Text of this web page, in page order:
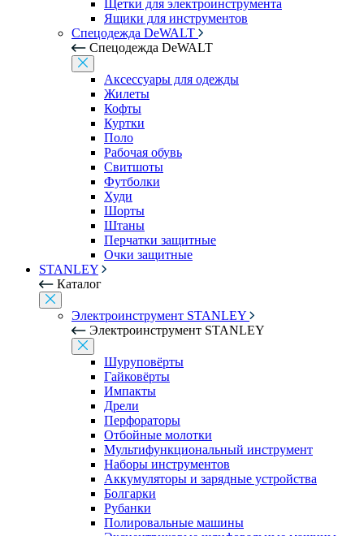
Щетки для электроинструмента
Ящики для инструментов
Спецодежда DeWALT
Спецодежда DeWALT
Аксессуары для одежды
Жилеты
Кофты
Куртки
Поло
Рабочая обувь
Свитшоты
Футболки
Худи
Шорты
Штаны
Перчатки защитные
Очки защитные
STANLEY
Каталог
Электроинструмент STANLEY
Электроинструмент STANLEY
Шуруповёрты
Гайковёрты
Импакты
Дрели
Перфораторы
Отбойные молотки
Мультифункциональный инструмент
Наборы инструментов
Аккумуляторы и зарядные устройства
Болгарки
Рубанки
Полировальные машины